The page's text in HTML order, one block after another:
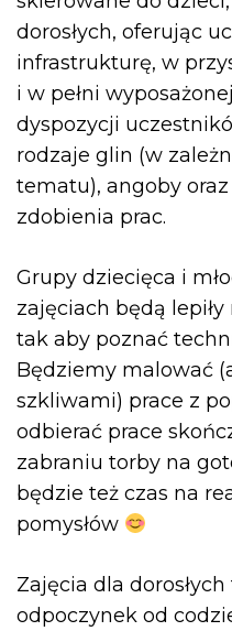
dorosłych, oferując
infrastrukturę, w
i w pełni
dyspozycji
rodzaje glin (w
tematu), angoby
zdobienia prac.
Grupy dziecięca i
zajęciach będą
tak aby poznać
Będziemy malować
szkliwami) prace z
odbierać prace
zabraniu torby na
będzie też czas na
pomysłów
Zajęcia dla
odpoczynek od